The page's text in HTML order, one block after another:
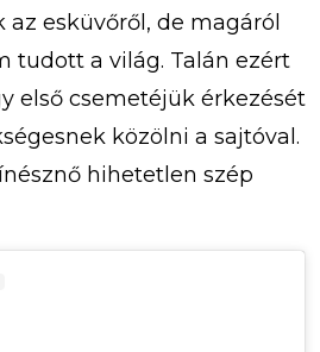
esküvőről, de magáról
tudott a világ. Talán ezért
első csemetéjük érkezését
közölni a sajtóval.
hihetetlen szép